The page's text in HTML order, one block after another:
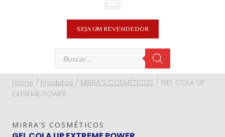
SEJA UM REVENDEDOR
Home / Produtos / MIRRA’S COSMÉTICOS / GEL COLA UP
EXTREME POWER
MIRRA’S COSMÉTICOS